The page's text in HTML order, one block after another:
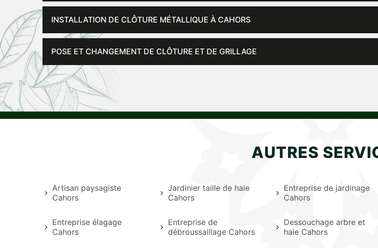
INSTALLATION DE CLÔTURE MÉTALLIQUE À CAHORS
POSE ET CHANGEMENT DE CLÔTURE ET DE GRILLAGE
AUTRES
Artisan paysagiste
Cahors
Jardinier taille de haie
Cahors
Entreprise de jardinage
Cahors
Entreprise élagage
Cahors
Entreprise de
débroussaillage Cahors
Dessouchage arbre et
haie Cahors